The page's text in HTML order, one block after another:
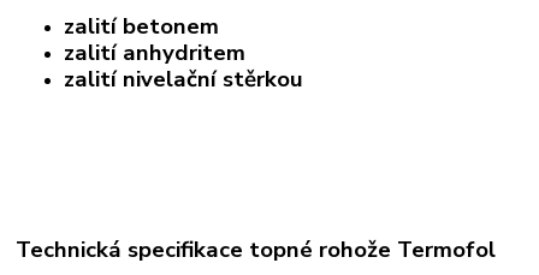
zalití betonem
zalití anhydritem
zalití nivelační stěrkou
Technická specifikace topné rohože Termofol